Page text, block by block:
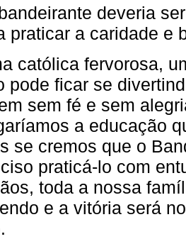
deveria
praticar a caridade e
católica fervorosa,
pode ficar se
sem fé e sem
a educação
se cremos que o
praticá-lo com
toda a nossa
e a vitória será